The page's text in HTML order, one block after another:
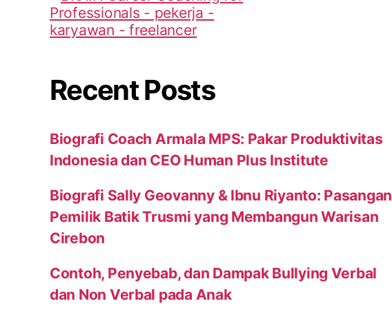
Recent Posts
Biografi Coach Armala MPS: Pakar Produktivitas
Indonesia dan CEO Human Plus Institute
Biografi Sally Geovanny & Ibnu Riyanto: Pasangan
Pemilik Batik Trusmi yang Membangun Warisan
Cirebon
Contoh, Penyebab, dan Dampak Bullying Verbal
dan Non Verbal pada Anak